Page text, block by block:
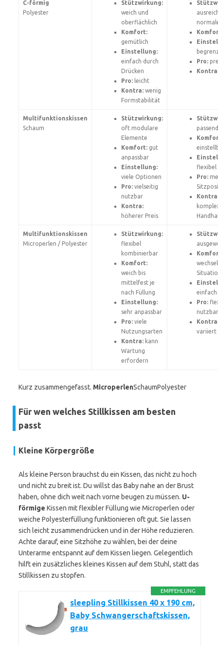
C-förmig
Polyester
Stützwirkung:
weich und
oberflächlich
Komfort:
gemütlich
Einstellung:
einfach durch
Drücken
Pro: leicht
Kontra: wenig
Formstabilität
Pro:
Multifunktionskissen
Schaum
Stützwirkung:
oft modulare
Elemente
Komfort: gut
anpassbar
Einstellung:
viele Optionen
Pro: vielseitig
nutzbar
Kontra:
höherer Preis
passend
flexibel
Pro:
Multifunktionskissen
Microperlen / Polyester
Stützwirkung:
flexibel
kombinierbar
Komfort:
weich bis
mittelfest je
nach Füllung
Einstellung:
sehr anpassbar
Pro: viele
Nutzungsarten
Kontra: kann
Wartung
erfordern
einfach
Pro:
nutzbar
variiert
Kurz zusammengefasst. MicroperlenSchaumPolyester
Für wen welches Stillkissen am besten
passt
Kleine Körpergröße
Als kleine Person brauchst du ein Kissen, das nicht zu hoch
und nicht zu breit ist. Du willst das Baby nahe an der Brust
haben, ohne dich weit nach vorne beugen zu müssen. U-
förmige Kissen mit flexibler Füllung wie Microperlen oder
weiche Polyesterfüllung funktionieren oft gut. Sie lassen
sich leicht zusammendrücken und in der Höhe reduzieren.
Achte darauf, eine Sitzhöhe zu wählen, bei der deine
Unterarme entspannt auf dem Kissen liegen. Gelegentlich
hilft ein zusätzliches kleines Kissen auf dem Stuhl, statt das
Stillkissen zu stopfen.
EMPFEHLUNG
sleepling Stillkissen 40 x 190 cm,
Baby Schwangerschaftskissen,
grau